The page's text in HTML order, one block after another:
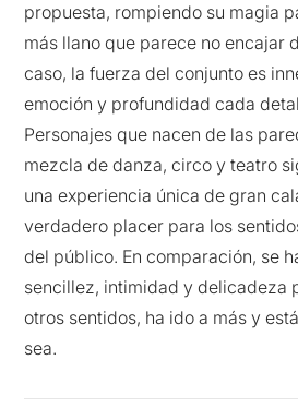
propuesta, rompiendo su magia
más llano que parece no encajar
caso, la fuerza del conjunto es
emoción y profundidad cada
Personajes que nacen de las
mezcla de danza, circo y teatro
una experiencia única de gran
verdadero placer para los
del público. En comparación, se
sencillez, intimidad y delicadeza
otros sentidos, ha ido a más y
sea.